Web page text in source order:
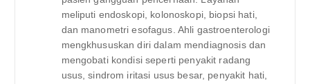
meliputi endoskopi, kolonoskopi, biopsi hati,
dan manometri esofagus. Ahli gastroenterologi
mengkhususkan diri dalam mendiagnosis dan
mengobati kondisi seperti penyakit radang
usus, sindrom iritasi usus besar, penyakit hati,